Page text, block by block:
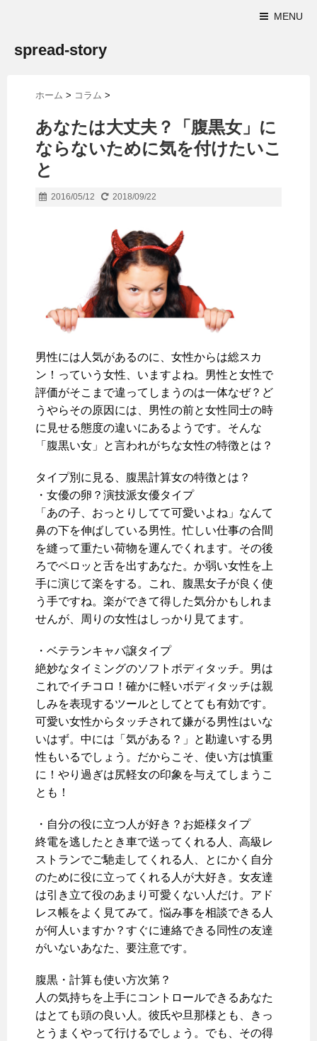
MENU
spread-story
ホーム > コラム >
あなたは大丈夫？「腹黒女」に
ならないために気を付けたいこ
と
2016/05/12 2018/09/22
男性には人気があるのに、女性からは総スカ
ン！っていう女性、いますよね。男性と女性で
評価がそこまで違ってしまうのは一体なぜ？ど
うやらその原因には、男性の前と女性同士の時
に見せる態度の違いにあるようです。そんな
「腹黒い女」と言われがちな女性の特徴とは？
タイプ別に見る、腹黒計算女の特徴とは？
・女優の卵？演技派女優タイプ
「あの子、おっとりしてて可愛いよね」なんて
鼻の下を伸ばしている男性。忙しい仕事の合間
を縫って重たい荷物を運んでくれます。その後
ろでペロッと舌を出すあなた。か弱い女性を上
手に演じて楽をする。これ、腹黒女子が良く使
う手ですね。楽ができて得した気分かもしれま
せんが、周りの女性はしっかり見てます。
・ベテランキャバ譲タイプ
絶妙なタイミングのソフトボディタッチ。男は
これでイチコロ！確かに軽いボディタッチは親
しみを表現するツールとしてとても有効です。
可愛い女性からタッチされて嫌がる男性はいな
いはず。中には「気がある？」と勘違いする男
性もいるでしょう。だからこそ、使い方は慎重
に！やり過ぎは尻軽女の印象を与えてしまうこ
とも！
・自分の役に立つ人が好き？お姫様タイプ
終電を逃したとき車で送ってくれる人、高級レ
ストランでご馳走してくれる人、とにかく自分
のために役に立ってくれる人が大好き。女友達
は引き立て役のあまり可愛くない人だけ。アド
レス帳をよく見てみて。悩み事を相談できる人
が何人いますか？すぐに連絡できる同性の友達
がいないあなた、要注意です。
腹黒・計算も使い方次第？
人の気持ちを上手にコントロールできるあなた
はとても頭の良い人。彼氏や旦那様とも、きっ
とうまくやって行けるでしょう。でも、その得